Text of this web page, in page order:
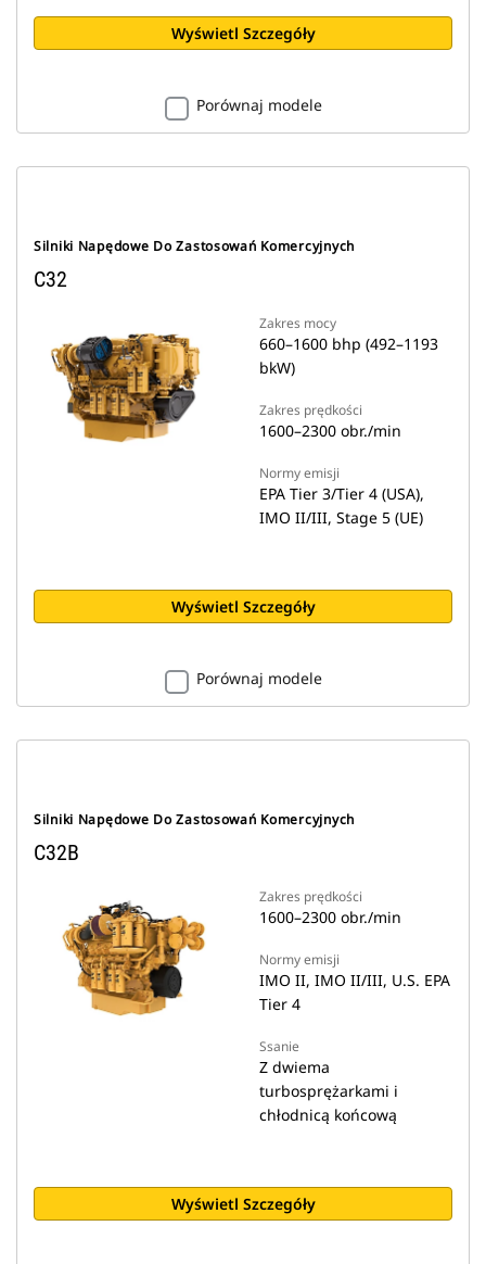
Wyświetl Szczegóły
Porównaj modele
Silniki Napędowe Do Zastosowań Komercyjnych
C32
Zakres mocy
660–1600 bhp (492–1193
bkW)
Zakres prędkości
1600–2300 obr./min
Normy emisji
EPA Tier 3/Tier 4 (USA),
IMO II/III, Stage 5 (UE)
Wyświetl Szczegóły
Porównaj modele
Silniki Napędowe Do Zastosowań Komercyjnych
C32B
Zakres prędkości
1600–2300 obr./min
Normy emisji
IMO II, IMO II/III, U.S. EPA
Tier 4
Ssanie
Z dwiema
turbosprężarkami i
chłodnicą końcową
Wyświetl Szczegóły